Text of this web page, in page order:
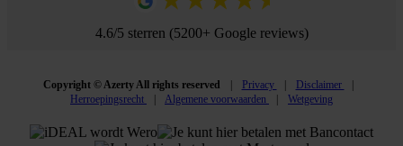
4.6/5 sterren (5200+ Google reviews)
Copyright © Azerty All rights reserved Privacy
Disclaimer
Herroepingsrecht
Algemene voorwaarden Wetgeving